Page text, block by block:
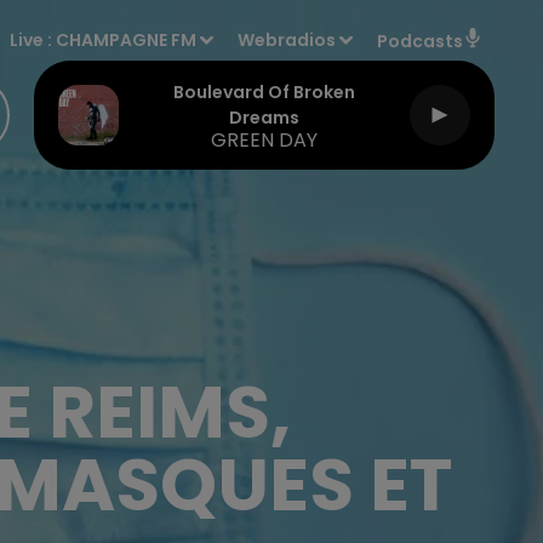
Live : CHAMPAGNE FM Webradios Podcasts
Boulevard Of Broken
Dreams
GREEN DAY
REIMS,
ET